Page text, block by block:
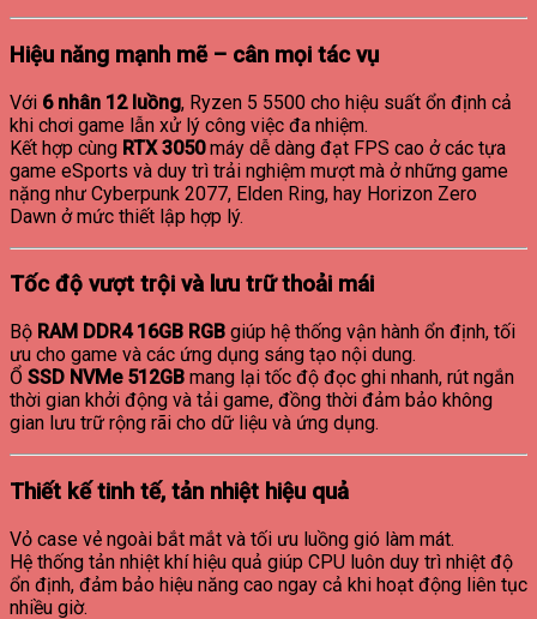
Hiệu năng mạnh mẽ – cân mọi tác vụ
Với 6 nhân 12 luồng, Ryzen 5 5500 cho hiệu suất ổn định cả
khi chơi game lẫn xử lý công việc đa nhiệm.
Kết hợp cùng RTX 3050máy dễ dàng đạt FPS cao ở các tựa
game eSports và duy trì trải nghiệm mượt mà ở những game
nặng như Cyberpunk 2077, Elden Ring, hay Horizon Zero
Dawn ở mức thiết lập hợp lý.
Tốc độ vượt trội và lưu trữ thoải mái
Bộ RAM DDR4 16GB RGB giúp hệ thống vận hành ổn định, tối
ưu cho game và các ứng dụng sáng tạo nội dung.
Ổ SSD NVMe 512GB mang lại tốc độ đọc ghi nhanh, rút ngắn
thời gian khởi động và tải game, đồng thời đảm bảo không
gian lưu trữ rộng rãi cho dữ liệu và ứng dụng.
Thiết kế tinh tế, tản nhiệt hiệu quả
Vỏ case vẻ ngoài bắt mắt và tối ưu luồng gió làm mát.
Hệ thống tản nhiệt khí hiệu quả giúp CPU luôn duy trì nhiệt độ
ổn định, đảm bảo hiệu năng cao ngay cả khi hoạt động liên tục
nhiều giờ.